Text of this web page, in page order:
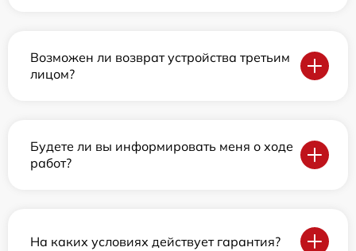
Возможен ли возврат устройства третьим
лицом?
Будете ли вы информировать меня о ходе
работ?
На каких условиях действует гарантия?